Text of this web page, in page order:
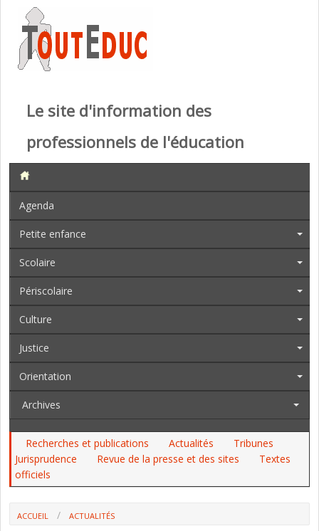
Le site d'information des
professionnels de l'éducation
Agenda
Petite enfance
Scolaire
Périscolaire
Culture
Justice
Orientation
Archives
Recherches et publications Actualités
Tribunes
Jurisprudence
Revue de la presse et des sites
Textes
officiels
ACCUEIL ACTUALITÉS